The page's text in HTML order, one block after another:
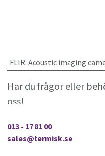
FLIR: Acoustic imaging
Har du frågor eller
oss!
013 - 17 81 00
sales@termisk.se